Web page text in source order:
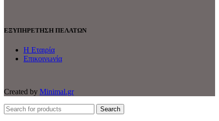
ΕΞΥΠΗΡΕΤΗΣΗ ΠΕΛΑΤΩΝ
Η Εταιρία
Επικοινωνία
Created by Minimal.gr
Search